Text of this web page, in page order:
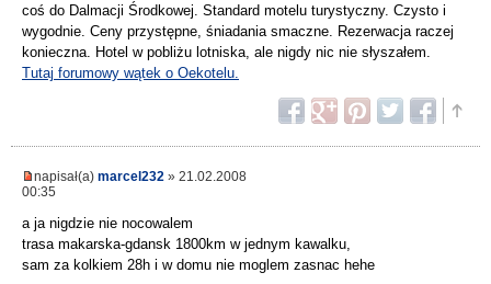
coś do Dalmacji Środkowej. Standard motelu turystyczny. Czysto i
wygodnie. Ceny przystępne, śniadania smaczne. Rezerwacja raczej
konieczna. Hotel w pobliżu lotniska, ale nigdy nic nie słyszałem.
Tutaj forumowy wątek o Oekotelu.
napisał(a) marcel232 » 21.02.2008
00:35
a ja nigdzie nie nocowalem
trasa makarska-gdansk 1800km w jednym kawalku,
sam za kolkiem 28h i w domu nie moglem zasnac hehe